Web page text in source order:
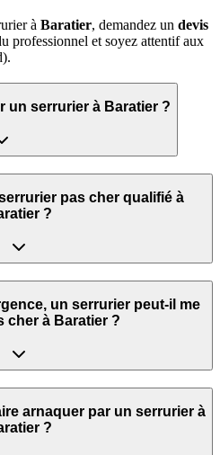
à Baratier, demandez un devis
professionnel et soyez attentif aux
un serrurier à Baratier ?
pas cher qualifié à
?
un serrurier peut‑il me
cher à Baratier ?
arnaquer par un serrurier à
?